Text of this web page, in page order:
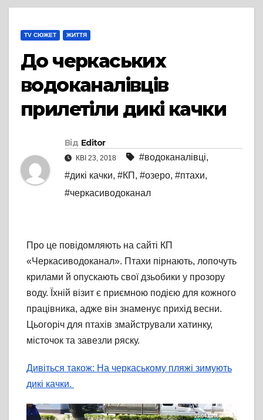
TV СЮЖЕТ ЖИТТЯ
До черкаських
водоканалівців
прилетіли дикі качки
Від Editor
КВІ 23, 2018 #водоканалівці,
#дикі качки, #КП , #озеро, #птахи,
#черкасиводоканал
Про це повідомляють на сайті КП
«Черкасиводоканал». Птахи пірнають, лопочуть
крилами й опускають свої дзьобики у прозору
воду. Їхній візит є приємною подією для кожного
працівника, адже він знаменує прихід весни.
Цьогоріч для птахів змайстрували хатинку,
місточок та завезли ряску.
Дивіться також: На черкаському пляжі зимують
дикі качки.